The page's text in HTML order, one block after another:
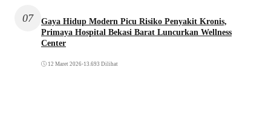
07
Gaya Hidup Modern Picu Risiko Penyakit Kronis,
Primaya Hospital Bekasi Barat Luncurkan Wellness
Center
12 Maret 2026•13.693 Dilihat